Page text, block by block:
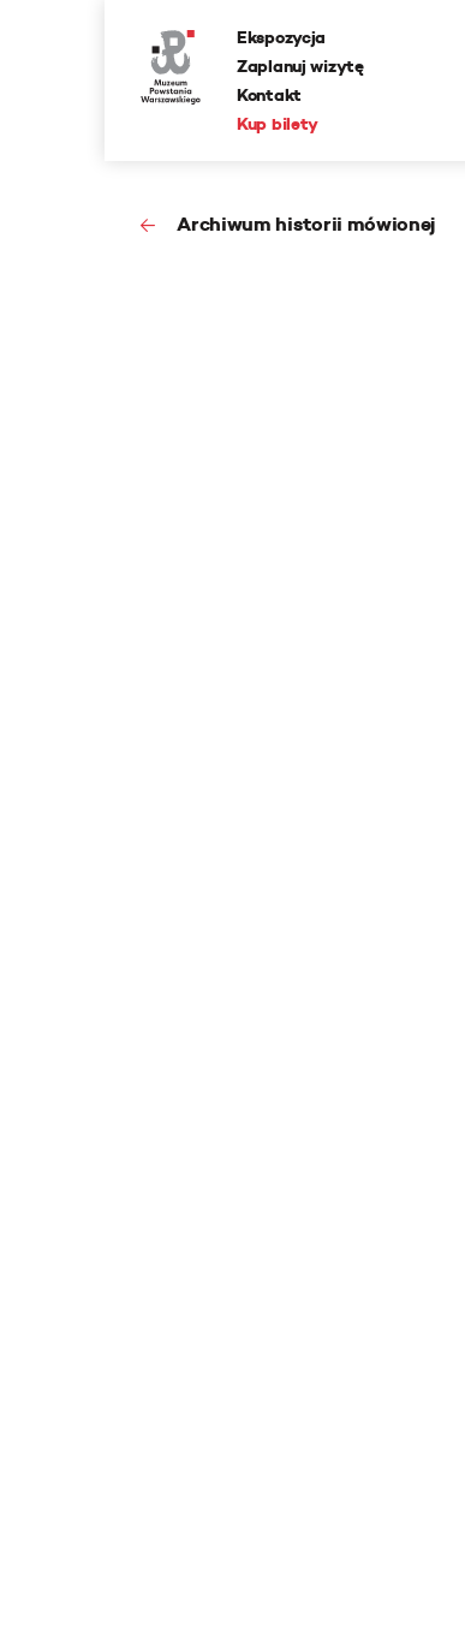
Ekspozycja
Zaplanuj wizytę
Kontakt
Kup bilety
Archiwum historii mówionej